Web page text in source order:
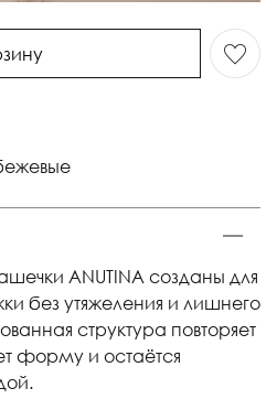
ANUTINA созданы для
без утяжеления и лишнего
структура повторяет
форму и остаётся